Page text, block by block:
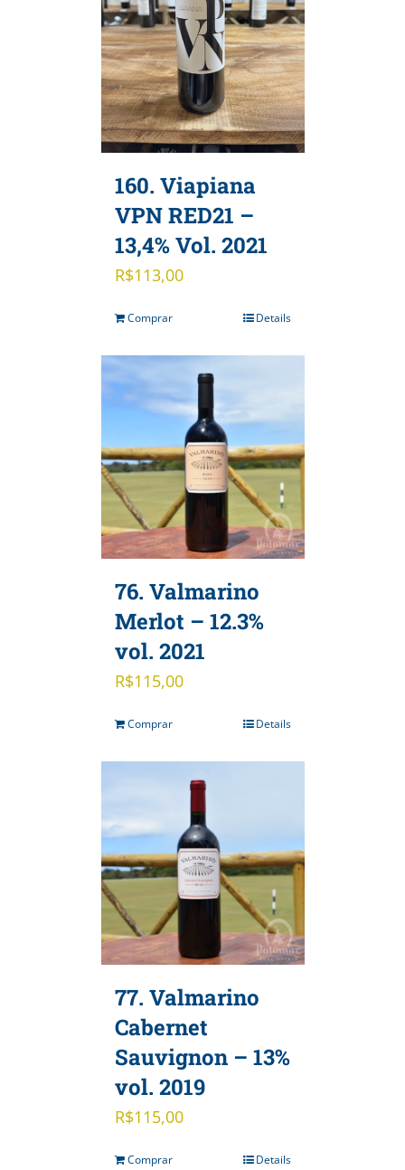
160. Viapiana
VPN RED21 –
13,4% Vol. 2021
R$113,00
Comprar Details
76. Valmarino
Merlot – 12.3%
vol. 2021
R$115,00
Comprar Details
77. Valmarino
Cabernet
Sauvignon – 13%
vol. 2019
R$115,00
Comprar Details